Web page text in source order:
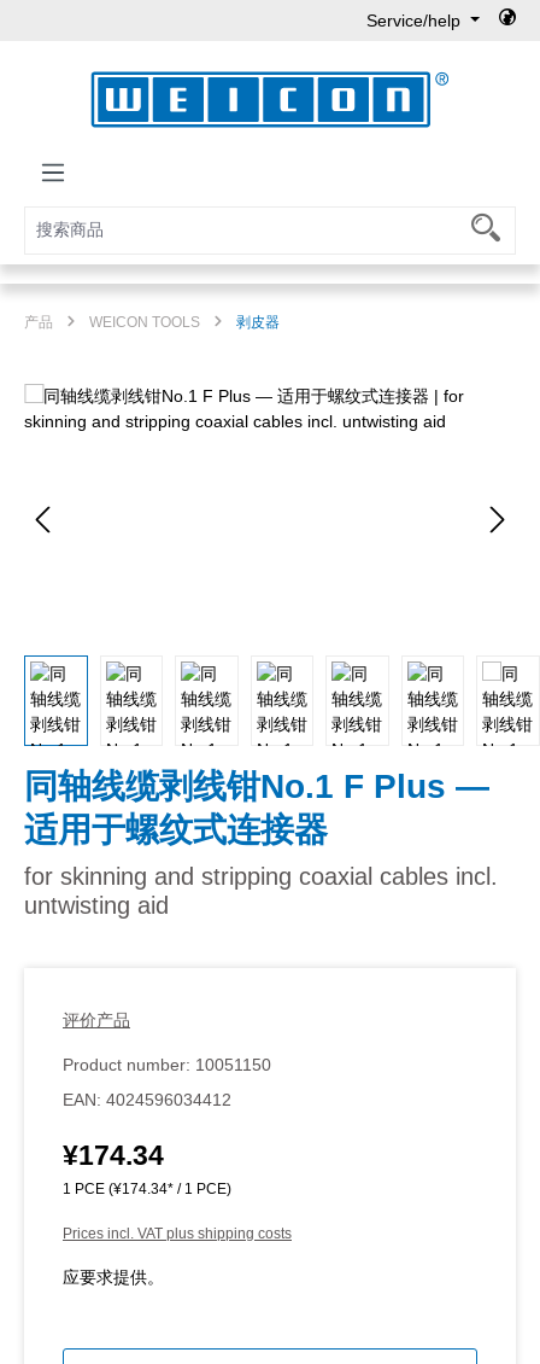
Service/help
产品 WEICON TOOLS 剥皮器
Skip image gallery
同轴线缆剥线钳No.1 F Plus —
适用于螺纹式连接器
for skinning and stripping coaxial cables incl.
untwisting aid
评价产品
Product number: 10051150
EAN: 4024596034412
Regular price:
¥174.34
1 PCE (¥174.34* / 1 PCE)
Prices incl. VAT plus shipping costs
应要求提供。